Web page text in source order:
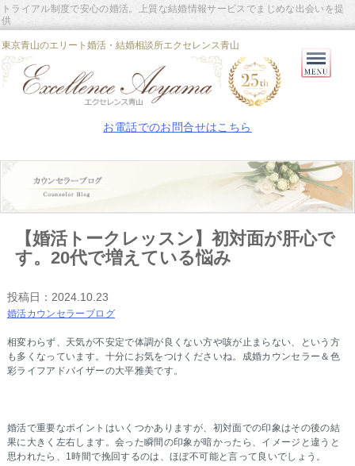
東京青山のエリート婚活・結婚相談所エクセレンス青山
トライアル制度で安心の婚活。上質な結婚情報サービスでまじめな出会いを提
供
お電話でのお問合せはこちら
【婚活トークレッスン】初対面が肝心で
す。20代で増えている悩み
投稿日： 2024.10.23
婚活カウンセラーブログ
相変わらず、天気が不安定で体調が良くない方や咳が止まらない、という方
も多くなっています。十分にお気をつけくださいね。成婚カウンセラー＆色
彩ライフアドバイザーの大平雅美です。
婚活で重要なポイントはいくつかありますが、初対面での印象はその後の結
果に大きく左右します。会った瞬間の印象が暗かったら、イメージと違うと
思われたら、1時間で挽回するのは、ほぼ不可能と言って良いでしょう。